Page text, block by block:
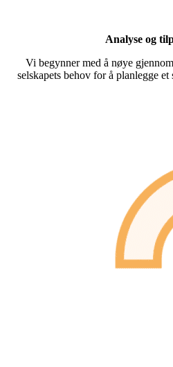
Analyse og
Vi begynner med å nøye
selskapets behov for å planlegge